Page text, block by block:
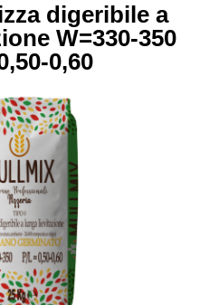
digeribile a
W=330-350
0,60